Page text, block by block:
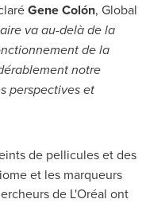
Gene Colón, Global
va au-delà de la
de la
notre
perspectives et
de pellicules et des
et les marqueurs
de L'Oréal ont